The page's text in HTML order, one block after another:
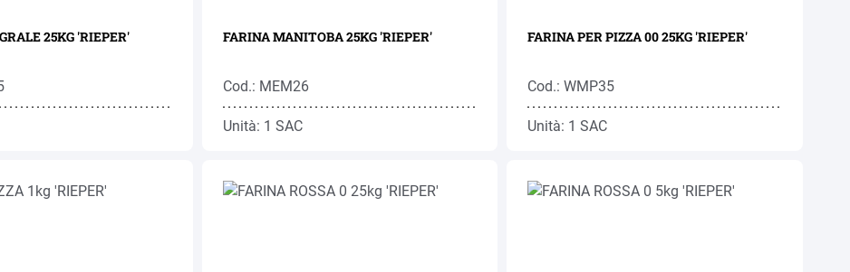
25KG 'RIEPER' FARINA MANITOBA 25KG 'RIEPER'
Cod.: MEM26
Unità: 1 SAC
FARINA PER PIZZA 00 25KG 'RIEPER'
Cod.: WMP35
Unità: 1 SAC